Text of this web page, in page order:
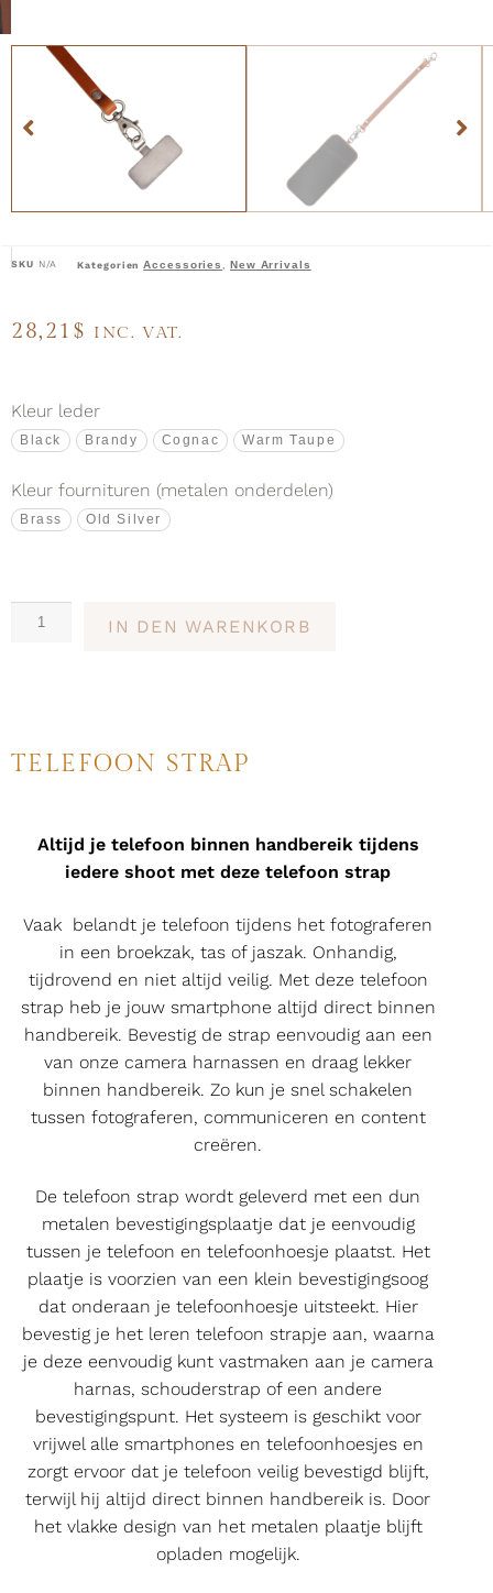
SKU N/A Kategorien Accessories, New Arrivals
28,21 $ INC. VAT.
Kleur leder
Black Brandy Cognac Warm Taupe
Kleur fournituren (metalen onderdelen)
Brass Old Silver
IN DEN WARENKORB
TELEFOON STRAP
Altijd je telefoon binnen handbereik tijdens
iedere shoot met deze telefoon strap
Vaak belandt je telefoon tijdens het fotograferen
in een broekzak, tas of jaszak. Onhandig,
tijdrovend en niet altijd veilig. Met deze telefoon
strap heb je jouw smartphone altijd direct binnen
handbereik. Bevestig de strap eenvoudig aan een
van onze camera harnassen en draag lekker
binnen handbereik. Zo kun je snel schakelen
tussen fotograferen, communiceren en content
creëren.
De telefoon strap wordt geleverd met een dun
metalen bevestigingsplaatje dat je eenvoudig
tussen je telefoon en telefoonhoesje plaatst. Het
plaatje is voorzien van een klein bevestigingsoog
dat onderaan je telefoonhoesje uitsteekt. Hier
bevestig je het leren telefoon strapje aan, waarna
je deze eenvoudig kunt vastmaken aan je camera
harnas, schouderstrap of een andere
bevestigingspunt. Het systeem is geschikt voor
vrijwel alle smartphones en telefoonhoesjes en
zorgt ervoor dat je telefoon veilig bevestigd blijft,
terwijl hij altijd direct binnen handbereik is. Door
het vlakke design van het metalen plaatje blijft
opladen mogelijk.